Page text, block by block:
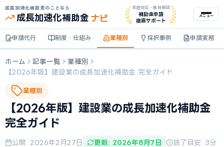
成長加速化補助金のことなら
成長加速化補助金 ナビ
全国対応・無料相談
補助金申請
徹底サポート
メニュー
申請代行 制度・仕組み 業種別 採択事例 申請実務
ホーム 記事一覧
業種別
【2026年版】建設業の成長加速化補助金 完全ガイド
業種別
【2026年版】建設業の成長加速化補助金
完全ガイド
公開: 2026年2月27日 更新: 2026年8月7日
読了目安: 3分